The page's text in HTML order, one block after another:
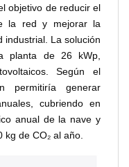
objetivo de reducir el
la red y mejorar la
industrial. La solución
planta de 26 kWp,
Según el
permitiría generar
cubriendo en
anual de la nave y
kg de CO₂ al año.